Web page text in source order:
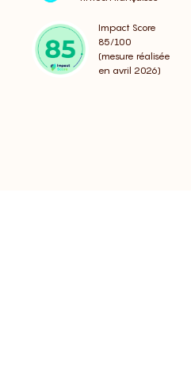
Impact Score
85/100
(mesure réalisée
en avril 2026)